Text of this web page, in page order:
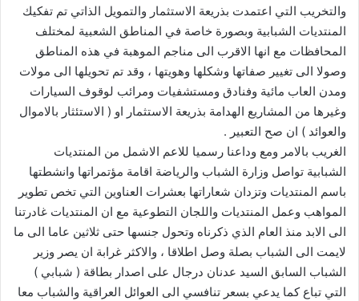
والتخريب التي اعتمدت بذريعة الاستثمار والتمويل الذاتي تم تفكيك
المنتديات الشبابية وبصورة خاصة في المناطق الشعبية لمختلف
المحافظات مع انها الاقرب الى مناجم الموهبة في هذه المناطق
وصولا الى تغيير صفاتها وشكلها وهويتها ، وقد تم تحويلها الى مولات
ومدن العاب مائية وفنادق ومستشفيات ومرائب لوقوف السيارات
وغيرها من المشاريع الهدامة بذريعة الاستثمار او ( الاستئثار بالاموال
والعوائد ) ان صح التعبير .
الغريب بالامر ومع وداعنا رسميا للاعم الاشمل من المنتديات
الشبابية تواصل وزارة الشباب والرياضة اقامة مؤتمراتها وانشطتها
باسم المنتديات وتزدان شعاراتها بعشرات العناوين التي تخص تطوير
المواهب وعمل المنتديات واللجان التطوعية مع ان المنتديات غادرتنا
الى الابد منذ العام الذي ذكرناه وتحول جنسها حتى ثلاثين عاما الى ما
لايمت الى الشباب بصلة وصل اطلاقا ، والاكثر غرابة ان يصر وزير
الشباب السابق السيد عدنان درجال على اصدار بطاقة ( شبابي )
التي تباع كما يدعي بسعر تنافسي الى العوائل العراقية والشباب معا